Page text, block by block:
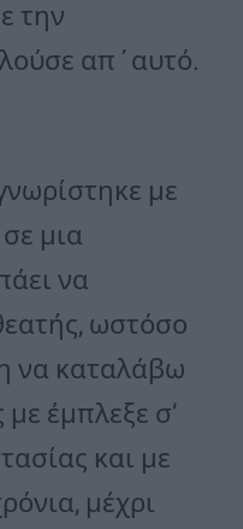
την
απ΄αυτό.
με
μια
να
ωστόσο
να καταλάβω
έμπλεξε σ’
και με
μέχρι